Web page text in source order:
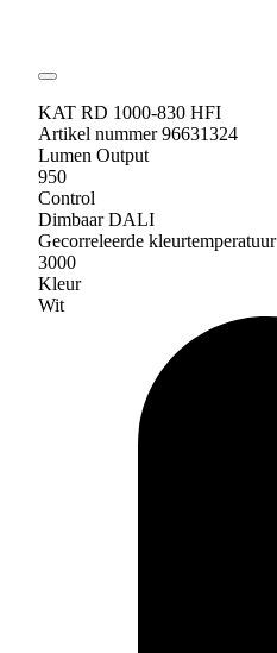
KAT RD 1000-830 HFI
Artikel nummer 96631324
Lumen Output
950
Control
Dimbaar DALI
Gecorreleerde kleurtemperatuur
3000
Kleur
Wit